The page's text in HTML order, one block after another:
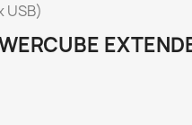
USB)